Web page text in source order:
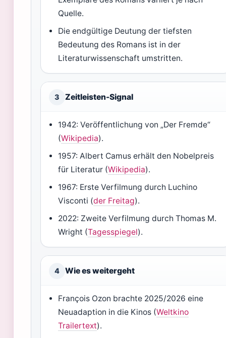
Quelle.
Die endgültige Deutung der tiefsten
Bedeutung des Romans ist in der
Literaturwissenschaft umstritten.
3 Zeitleisten-Signal
1942: Veröffentlichung von „Der Fremde“
(Wikipedia).
1957: Albert Camus erhält den Nobelpreis
für Literatur (Wikipedia).
1967: Erste Verfilmung durch Luchino
Visconti (der Freitag).
2022: Zweite Verfilmung durch Thomas M.
Wright (Tagesspiegel).
4 Wie es weitergeht
François Ozon brachte 2025/2026 eine
Neuadaption in die Kinos (Weltkino
Trailertext).